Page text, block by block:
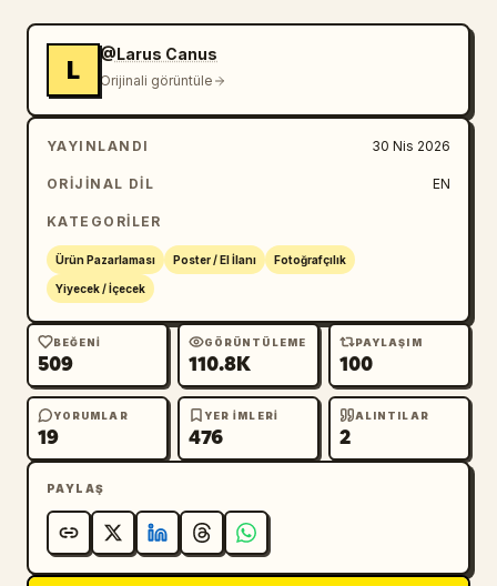
Ana yemek konusu: Merkeze devasa, hiper-
ciğerli wagyu burger yerleştirin. Siyah
susamlı mat kömür karası bir ekmek, kalın ve
parlak mühürlenmiş kaz ciğeri dilimleri,
yoğun bir şekilde damlayan koyu trüf mantarı
pembe-kırmızı dokulu sulu ve iri kıyım wagyu
dana köftesi, yeşillikler ve koyu renkli alt
ekmek kullanın. Tabanın etrafına trüf
sıçramaları ve dilimlenmiş siyah trüf
parçaları serpiştirin. Aydınlatma yumuşak
stüdyo yemek fotoğrafçılığı tarzında, parlak
vurgulu, sığ alan derinlikli, çok iştah açıcı
ve premium olmalıdır.
Sol içerik sütunu: Sol tarafa, "INGREDIENTS /
成分亮点" yazan koyu renkli yuvarlak bir
etiketin altına tam olarak 4 içerik vurgusu
ekleyin. Her vurgu, küçük gerçekçi bir içerik
L
@Larus Canus
Orijinali görüntüle
YAYINLANDI 30 Nis 2026
ORIJINAL DIL EN
KATEGORILER
Ürün Pazarlaması Poster / El İlanı Fotoğrafçılık
Yiyecek / İçecek
BEĞENI
509
GÖRÜNTÜLEME
110.8K
PAYLAŞIM
100
YORUMLAR
19
YER IMLERI
476
ALINTILAR
2
PAYLAŞ